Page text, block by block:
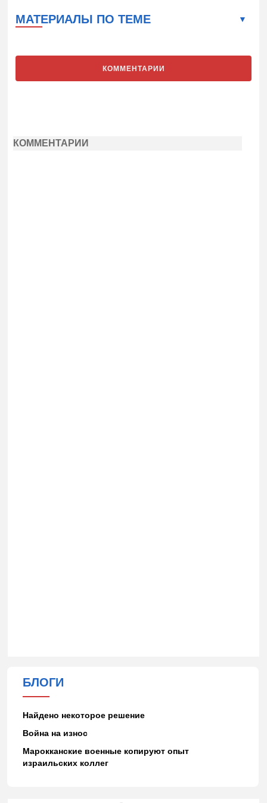
МАТЕРИАЛЫ ПО ТЕМЕ
КОММЕНТАРИИ
КОММЕНТАРИИ
БЛОГИ
Найдено некоторое решение
Война на износ
Марокканские военные копируют опыт
израильских коллег